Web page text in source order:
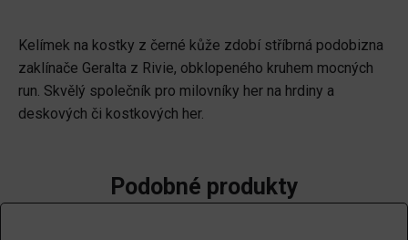
Geralt
množství
Kelímek na kostky z černé kůže zdobí stříbrná podobizna
zaklínače Geralta z Rivie, obklopeného kruhem mocných
run. Skvělý společník pro milovníky her na hrdiny a
deskových či kostkových her.
Podobné produkty